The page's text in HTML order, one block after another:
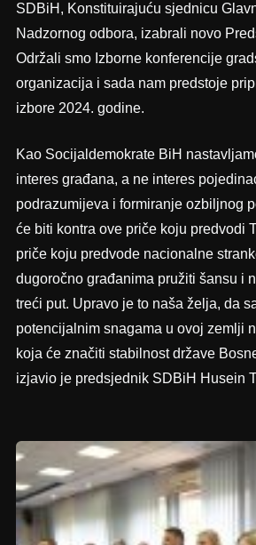
SDBiH, Konstituirajuću sjednicu
Nadzornog odbora, izabrali novo
Održali smo Izborne konferencije
organizacija i sada nam predstoje
izbore 2024. godine.
Kao Socijaldemokrate BiH
interes građana, a ne interes
podrazumijeva i formiranje ozbiljnog
će biti kontra ove priče koju predvodi
priče koju predvode nacionalne
dugoročno građanima pružiti šansu i
treći put. Upravo je to naša želja, da
potencijalnim snagama u ovoj zemlji
koja će značiti stabilnost države
izjavio je predsjednik SDBiH Husein